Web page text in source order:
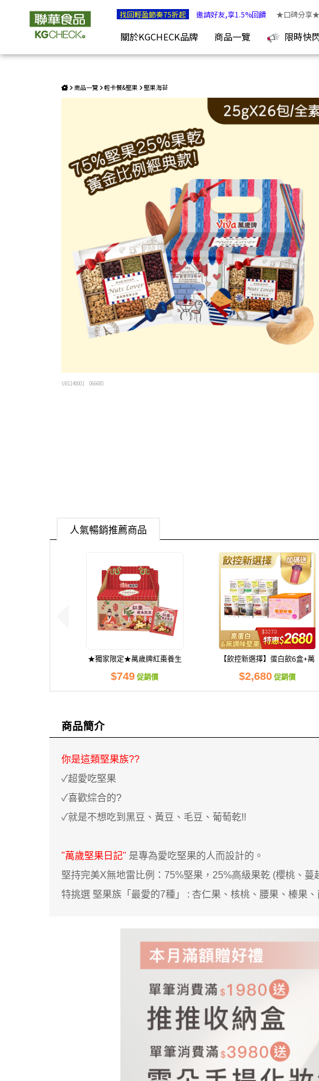
★獨家限定★萬歲牌堅果日記(26包) | KGCHECK聯華食品生醫研究室
找回輕盈節奏75折起 邀請好友,享1.5%回饋 ★口碑分享★
關於KGCHECK品牌 商品一覽 限時快
商品一覽 輕卡餐&堅果 堅果海苔
U81140001 066685
人氣暢銷推薦商品
★獨家限定★萬歲牌紅棗養生
堅果(26包)
$749 促銷價
【飲控新選擇】蛋白飲6盒+萬
歲牌能量堅果1盒
$2,680促銷價
商品簡介
你是這類堅果族??
✓超愛吃堅果
✓喜歡綜合的?
✓就是不想吃到黑豆、黃豆、毛豆、葡萄乾!!
"萬歲堅果日記" 是專為愛吃堅果的人而設計的。
堅持完美X無地雷比例：75%堅果，25%高級果乾 (櫻桃、蔓
特挑選 堅果族「最愛的7種」 : 杏仁果、核桃、腰果、榛果